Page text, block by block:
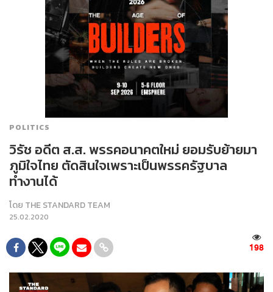
POLITICS
วิรัช อดีต ส.ส. พรรคอนาคตใหม่ ยอมรับย้ายมา
ภูมิใจไทย ตัดสินใจเพราะเป็นพรรครัฐบาล
ทำงานได้
โดย THE STANDARD TEAM
25.02.2020
198